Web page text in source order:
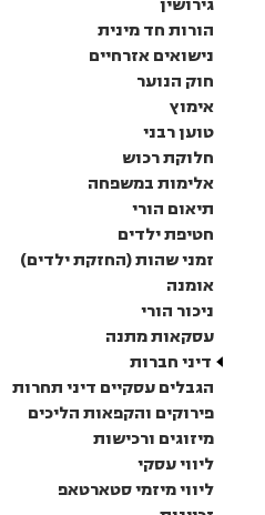
הורות חד מינית
נישואים אזרחיים
חוק הנוער
אימוץ
טוען רבני
חלוקת רכוש
אלימות במשפחה
תיאום הורי
חטיפת ילדים
זמני שהות (החזקת ילדים)
אומנה
ניכור הורי
עסקאות מתנה
דיני חברות
הגבלים עסקיים דיני תחרות
פירוקים והקפאות הליכים
מיזוגים ורכישות
ליווי עסקי
ליווי מיזמי סטארטאפ